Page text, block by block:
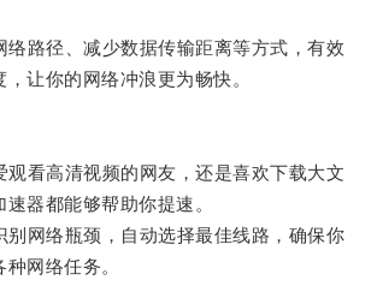
路径、减少数据传输距离等方式，有效
让你的网络冲浪更为畅快。
看高清视频的网友，还是喜欢下载大文
器都能够帮助你提速。
网络瓶颈，自动选择最佳线路，确保你
网络任务。